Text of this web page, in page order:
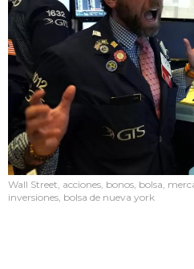
Wall Street, acciones, bonos, bolsa,
inversiones, bolsa de nueva york